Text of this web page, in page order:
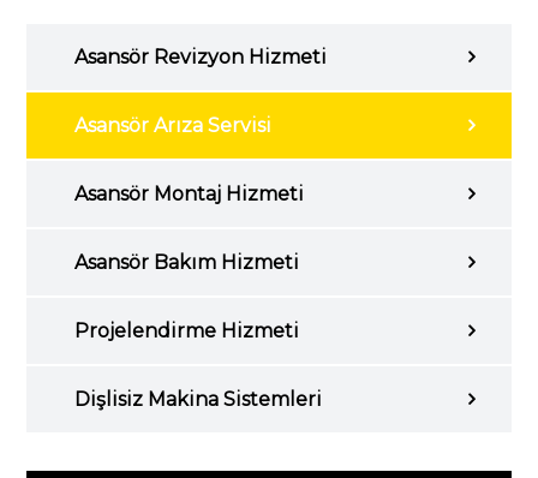
Asansör Revizyon Hizmeti
Asansör Arıza Servisi
Asansör Montaj Hizmeti
Asansör Bakım Hizmeti
Projelendirme Hizmeti
Dişlisiz Makina Sistemleri